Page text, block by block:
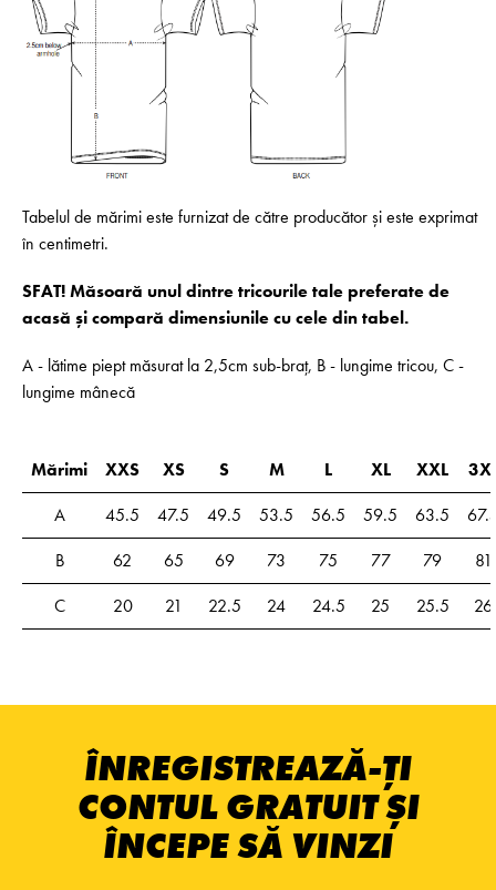
Tabelul de mărimi este furnizat de către producător și este exprimat
în centimetri.
SFAT! Măsoară unul dintre tricourile tale preferate de
acasă și compară dimensiunile cu cele din tabel.
A - lătime piept măsurat la 2,5cm sub-braț, B - lungime tricou, C -
lungime mânecă
Mărimi XXS XS S M L XL XXL
A
45.5 47.5 49.5 53.5 56.5 59.5 63.5
B
62 65 69 73 75 77 79
81
C
20 21 22.5 24 24.5 25 25.5 26
ÎNREGISTREAZĂ-ȚI
CONTUL GRATUIT ȘI
ÎNCEPE SĂ VINZI